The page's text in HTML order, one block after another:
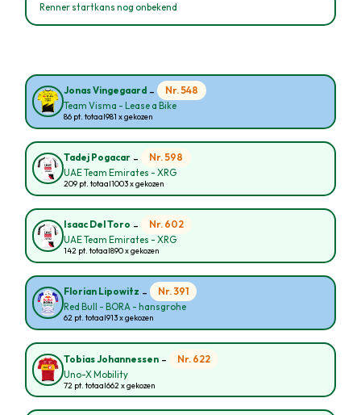
Renner startkans nog onbekend
Jonas Vingegaard - Nr. 548
Team Visma - Lease a Bike
86 pt. totaal981 x gekozen
Tadej Pogacar - Nr. 598
UAE Team Emirates - XRG
209 pt. totaal1003 x gekozen
Isaac Del Toro - Nr. 602
UAE Team Emirates - XRG
142 pt. totaal890 x gekozen
Florian Lipowitz - Nr. 391
Red Bull - BORA - hansgrohe
62 pt. totaal913 x gekozen
Tobias Johannessen - Nr. 622
Uno-X Mobility
72 pt. totaal662 x gekozen